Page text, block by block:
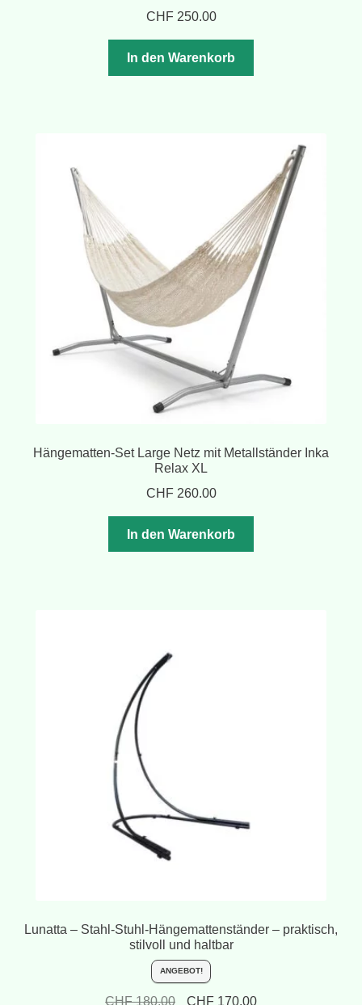
CHF250.00
In den Warenkorb
Hängematten-Set Large Netz mit Metallständer Inka
Relax XL
CHF260.00
In den Warenkorb
Lunatta – Stahl-Stuhl-Hängemattenständer – praktisch,
stilvoll und haltbar
ANGEBOT!
CHF180.00 Ursprünglicher
CHF170.00Aktueller